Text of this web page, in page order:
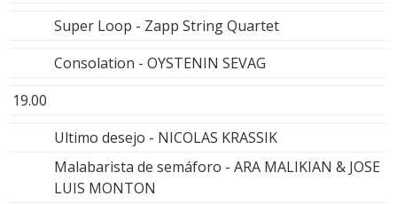
Super Loop - Zapp String Quartet
Consolation - OYSTENIN SEVAG
19.00
Ultimo desejo - NICOLAS KRASSIK
Malabarista de semáforo - ARA MALIKIAN & JOSE
LUIS MONTON